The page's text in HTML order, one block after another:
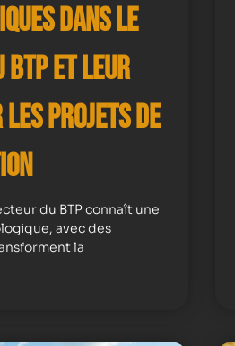
dans le
et leur
les projets de
du BTP connaît une
avec des
la